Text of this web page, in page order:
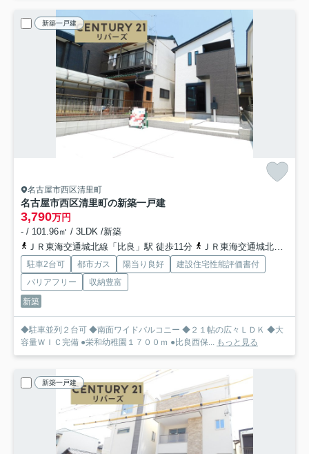
新築一戸建
名古屋市西区清里町
名古屋市西区清里町の新築一戸建
3,790万円
- / 101.96㎡ / 3LDK /新築
ＪＲ東海交通城北線「比良」駅 徒歩11分
ＪＲ東海交通城北線「小田井」駅 徒歩25分
駐車2台可 都市ガス 陽当り良好
建設住宅性能評価書付
バリアフリー
収納豊富
新築
◆駐車並列２台可 ◆南面ワイドバルコニー ◆２１帖の広々ＬＤＫ ◆大
容量ＷＩＣ完備 ●栄和幼稚園１７００ｍ ●比良西保... もっと見る
新築一戸建